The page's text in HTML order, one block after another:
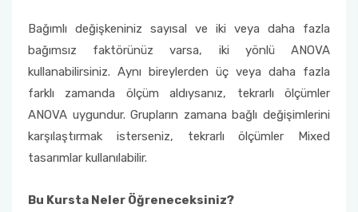
Bağımlı değişkeniniz sayısal ve iki veya daha fazla
bağımsız faktörünüz varsa, iki yönlü ANOVA
kullanabilirsiniz. Aynı bireylerden üç veya daha fazla
farklı zamanda ölçüm aldıysanız, tekrarlı ölçümler
ANOVA uygundur. Grupların zamana bağlı değişimlerini
karşılaştırmak isterseniz, tekrarlı ölçümler Mixed
tasarımlar kullanılabilir.
Bu Kursta Neler Öğreneceksiniz?